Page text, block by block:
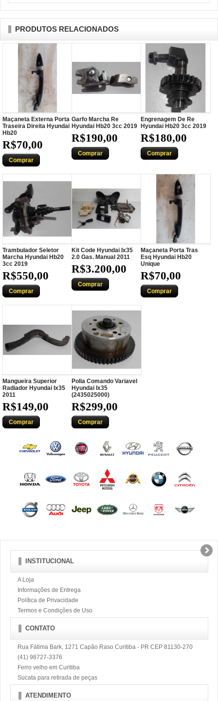
PRODUTOS RELACIONADOS
Maçaneta Externa Porta
Traseira Direita Hyundai
Hb20
R$70,00
Comprar
Garfo Marcha Re
Hyundai Hb20 3cc 2019
R$190,00
Comprar
Engrenagem De Re
Hyundai Hb20 3cc 2019
R$180,00
Comprar
Trambulador Seletor
Marcha Hyundai Hb20
3cc 2019
R$550,00
Comprar
Kit Code Hyundai Ix35
2.0 Gas. Manual 2011
R$3.200,00
Comprar
Maçaneta Porta Tras
Esq Hyundai Hb20
Unique
R$70,00
Comprar
Mangueira Superior
Radiador Hyundai Ix35
2011
R$149,00
Comprar
Polia Comando Variavel
Hyundai Ix35
(2435025000)
R$299,00
Comprar
INSTITUCIONAL
A Loja
Informações de Entrega
Política de Privacidade
Termos e Condições de Uso
CONTATO
Rua Fátima Bark, 1271 Capão Raso Curitiba - PR CEP 81130-270
(41) 98727-3376
Ferro velho em Curitiba
Sucata para retirada de peças
ATENDIMENTO